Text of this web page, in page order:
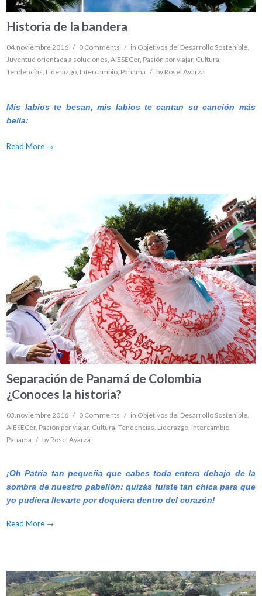
Historia de la bandera
04.noviembre 2016 / 0 Comments / in Objetivos del Desarrollo Sostenible,
Juventud orientada a soluciones,AIESECer, Pasión por viajar, Cultura,
Tendencias, Liderazgo, Intercambio, Panama / by Rosel Ayarza
Mis labios te besan, mis labios te cantan su canción más
bella:
Read More →
Separación de Panamá de Colombia
¿Conoces la historia?
03.noviembre 2016 / 0 Comments / in Objetivos del Desarrollo Sostenible,
AIESECer, Pasión por viajar, Cultura,Tendencias, Liderazgo, Intercambio,
Panama / by Rosel Ayarza
¡Oh Patria tan pequeña que cabes toda entera debajo de la
sombra de nuestro pabellón: quizás fuiste tan chica para que
yo pudiera llevarte por doquiera dentro del corazón!
Read More →